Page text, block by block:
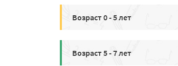
Возраст 0 - 5 лет
Возраст 5 - 7 лет